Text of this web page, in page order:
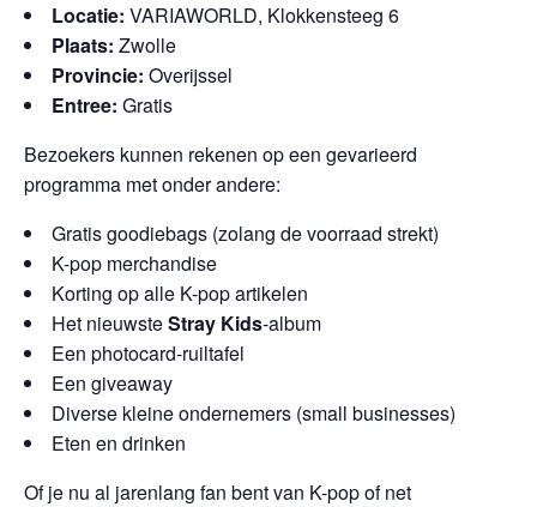
Locatie: VARIAWORLD, Klokkensteeg 6
Plaats: Zwolle
Provincie: Overijssel
Entree: Gratis
Bezoekers kunnen rekenen op een gevarieerd
programma met onder andere:
Gratis goodiebags (zolang de voorraad strekt)
K-pop merchandise
Korting op alle K-pop artikelen
Het nieuwsteStray Kids-album
Een photocard-ruiltafel
Een giveaway
Diverse kleine ondernemers (small businesses)
Eten en drinken
Of je nu al jarenlang fan bent van K-pop of net